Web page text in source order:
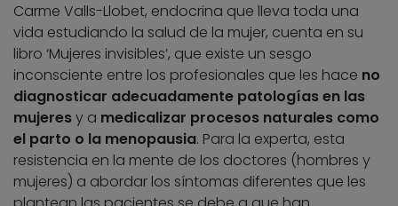
Carme Valls-Llobet, endocrina que lleva toda una
vida estudiando la salud de la mujer, cuenta en su
libro ‘Mujeres invisibles’, que existe un sesgo
inconsciente entre los profesionales que les hace no
diagnosticar adecuadamente patologías en las
mujeresy a medicalizar procesos naturales como
el parto o la menopausia. Para la experta, esta
resistencia en la mente de los doctores (hombres y
mujeres) a abordar los síntomas diferentes que les